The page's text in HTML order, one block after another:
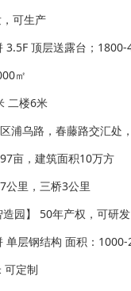
可生产
3.5F 顶层送露台；
㎡
二楼6米
浦乌路，春藤路交汇处
亩，建筑面积10万方
公里，三桥3公里
造园】 50年产权，可研
单层钢结构 面积：
可定制